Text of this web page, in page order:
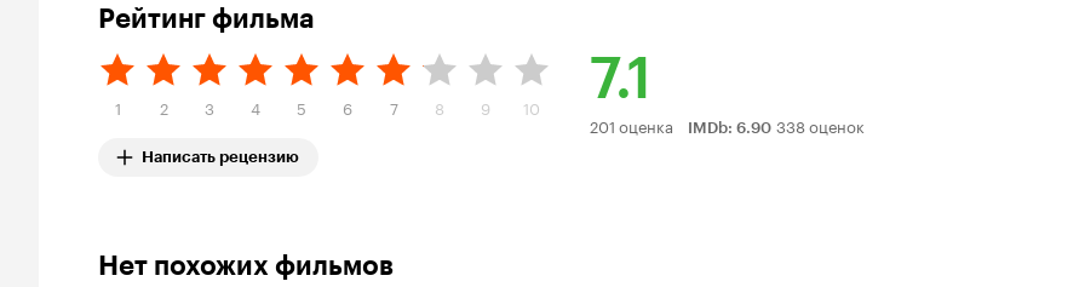
Рейтинг фильма
1 2 3 4 5 6 7 8 9 10
Написать рецензию
7.1
Рейтинг
201 оценка IMDb: 6.90 338 оценок
Нет похожих фильмов